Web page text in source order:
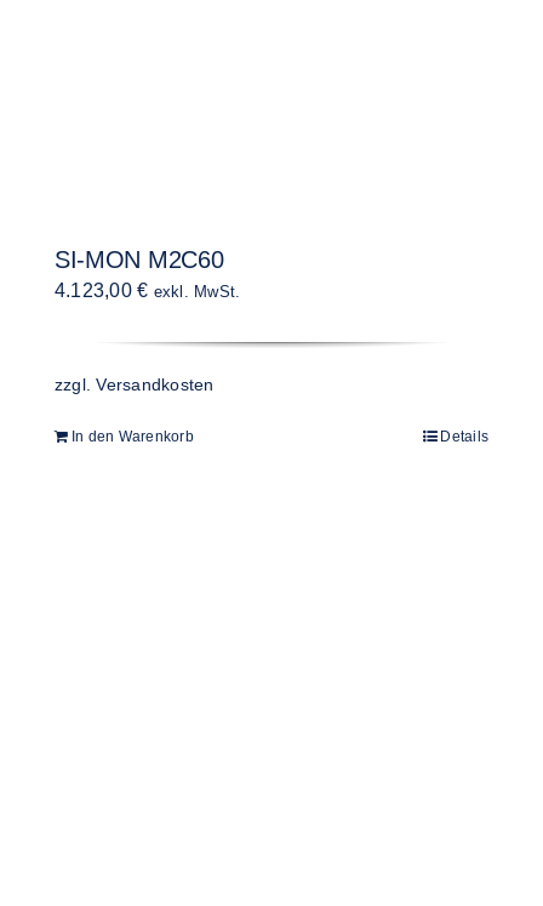
SI-MON M2C60
4.123,00€ exkl. MwSt.
zzgl.Versandkosten
In den Warenkorb Details